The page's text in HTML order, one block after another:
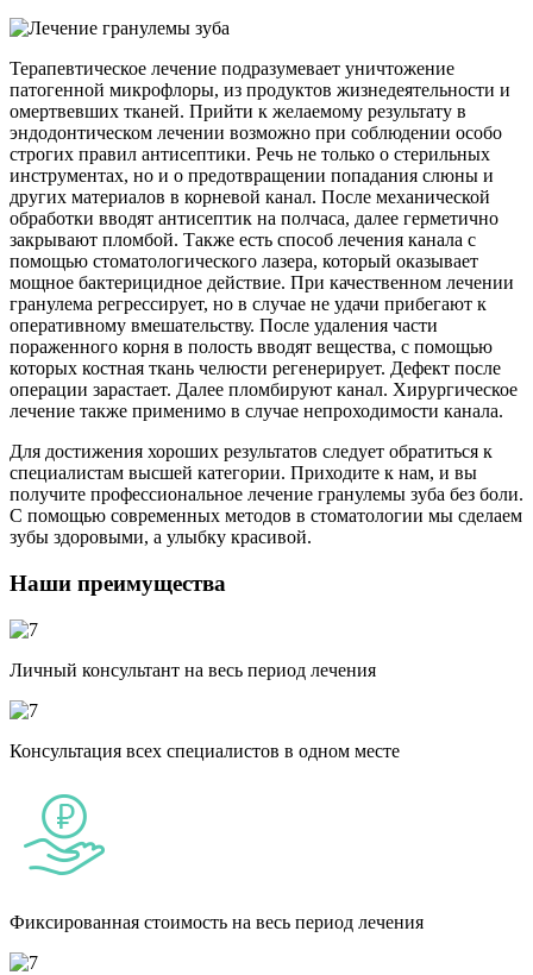
Терапевтическое лечение подразумевает уничтожение
патогенной микрофлоры, из продуктов жизнедеятельности и
омертвевших тканей. Прийти к желаемому результату в
эндодонтическом лечении возможно при соблюдении особо
строгих правил антисептики. Речь не только о стерильных
инструментах, но и о предотвращении попадания слюны и
других материалов в корневой канал. После механической
обработки вводят антисептик на полчаса, далее герметично
закрывают пломбой. Также есть способ лечения канала с
помощью стоматологического лазера, который оказывает
мощное бактерицидное действие. При качественном лечении
гранулема регрессирует, но в случае не удачи прибегают к
оперативному вмешательству. После удаления части
пораженного корня в полость вводят вещества, с помощью
которых костная ткань челюсти регенерирует. Дефект после
операции зарастает. Далее пломбируют канал. Хирургическое
лечение также применимо в случае непроходимости канала.
Для достижения хороших результатов следует обратиться к
специалистам высшей категории. Приходите к нам, и вы
получите профессиональное лечение гранулемы зуба без боли.
С помощью современных методов в стоматологии мы сделаем
зубы здоровыми, а улыбку красивой.
Наши преимущества
Личный консультант на весь период лечения
Консультация всех специалистов в одном месте
Фиксированная стоимость на весь период лечения